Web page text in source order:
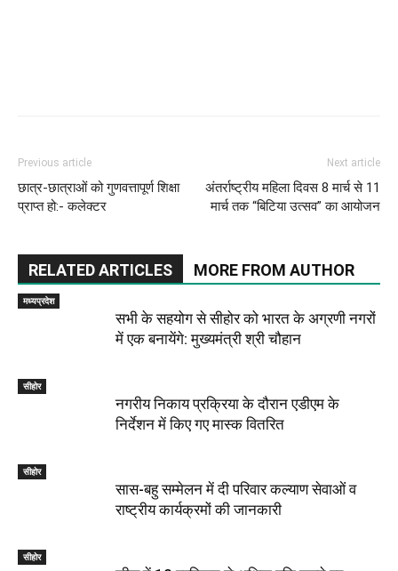
Previous article
छात्र-छात्राओं को गुणवत्तापूर्ण शिक्षा
प्राप्त हो:- कलेक्टर
Next article
अंतर्राष्ट्रीय महिला दिवस 8 मार्च से 11
मार्च तक “बिटिया उत्सव” का आयोजन
RELATED ARTICLES MORE FROM AUTHOR
मध्यप्रदेश
सभी के सहयोग से सीहोर को भारत के अग्रणी नगरों
में एक बनायेंगे: मुख्यमंत्री श्री चौहान
सीहोर
नगरीय निकाय प्रक्रिया के दौरान एडीएम के
निर्देशन में किए गए मास्क वितरित
सीहोर
सास-बहु सम्मेलन में दी परिवार कल्याण सेवाओं व
राष्ट्रीय कार्यक्रमों की जानकारी
सीहोर